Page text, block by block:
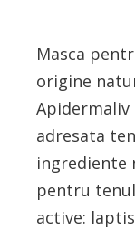
Masca
origine
Apidermaliv
adresata
ingrediente
pentru
active: